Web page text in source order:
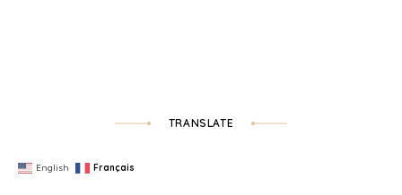
TRANSLATE
English Français